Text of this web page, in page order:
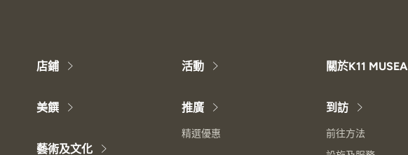
店鋪
美饌
藝術及文化
活動
推廣
精選優惠
關於K11 MUSEA
到訪
前往方法